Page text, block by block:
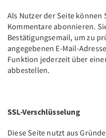
Als Nutzer der Seite können
Kommentare abonnieren.
Bestätigungsemail, um zu
angegebenen E-Mail-
Funktion jederzeit über
abbestellen.
SSL-Verschlüsselung
Diese Seite nutzt aus